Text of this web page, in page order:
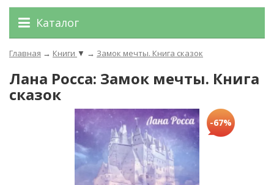
Каталог
Главная → Книги ▼ → Замок мечты. Книга сказок
Лана Росса: Замок мечты. Книга
сказок
-67%